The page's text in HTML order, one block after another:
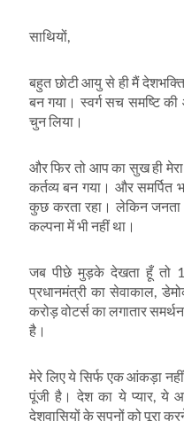
साथियों,
बहुत छोटी आयु से ही मैं
बन गया। स्वर्ग सच समष्टि
चुन लिया।
और फिर तो आप का सुख ही
कर्तव्य बन गया। और
कुछ करता रहा। लेकिन जनता
कल्पना में भी नहीं था।
जब पीछे मुड़के देखता हूँ तो
प्रधानमंत्री का सेवाकाल,
करोड़ वोटर्स का लगातार
है।
मेरे लिए ये सिर्फ एक आंकड़ा
पूंजी है। देश का ये प्यार, ये
देशवासियों के सपनों को पूरा